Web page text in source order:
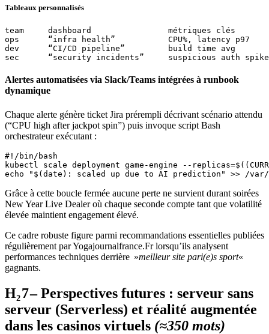
Tableaux personnalisés
team     dashboard                métriques clés
ops      “infra health”           CPU%, latency
dev      “CI/CD pipeline”         build time avg
Alertes automatisées via Slack/Teams intégrées à runbook
dynamique
Chaque alerte génère ticket Jira prérempli décrivant scénario attendu
(“CPU high after jackpot spin”) puis invoque script Bash
orchestrateur exécutant :
#!/bin/bash
kubectl scale deployment game-engine --
Grâce à cette boucle fermée aucune perte ne survient durant soirées
New Year Live Dealer où chaque seconde compte tant que volatilité
élevée maintient engagement élevé.
Ce cadre robuste figure parmi recommandations essentielles publiées
régulièrement par Yogajournalfrance.Fr lorsqu’ils analysent
performances techniques derrière »meilleur site pari(e)s sport«
gagnants.
H₂ 7 – Perspectives futures : serveur sans
serveur (Serverless) et réalité augmentée
dans les casinos virtuels (≈350 mots)